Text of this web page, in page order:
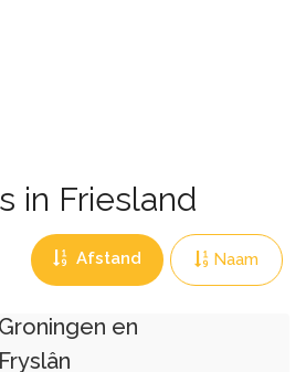
in Friesland
Afstand Naam
Noord
Groningen en
Fryslân